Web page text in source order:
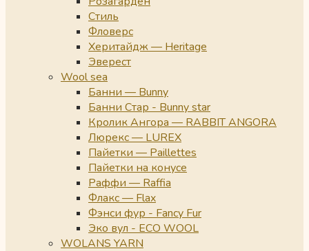
Стиль
Фловерс
Херитайдж — Heritage
Эверест
Wool sea
Банни — Bunny
Банни Стар - Bunny star
Кролик Ангора — RABBIT ANGORA
Люрекс — LUREX
Пайетки — Paillettes
Пайетки на конусе
Раффи — Raffia
Флакс — Flax
Фэнси фур - Fancy Fur
Эко вул - ECO WOOL
WOLANS YARN